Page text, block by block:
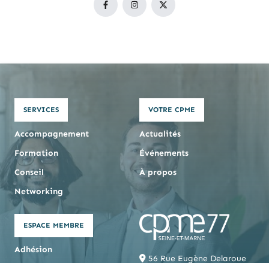
SERVICES
Accompagnement
Formation
Conseil
Networking
VOTRE CPME
Actualités
Événements
À propos
ESPACE MEMBRE
Adhésion
56 Rue Eugène Delaroue